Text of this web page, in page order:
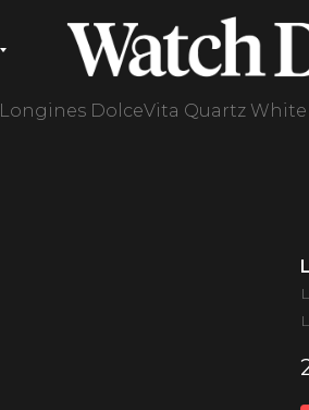
Longines DolceVita Quartz White